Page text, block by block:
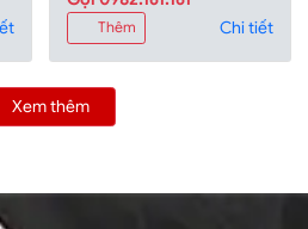
Thêm Chi tiết
Xem thêm